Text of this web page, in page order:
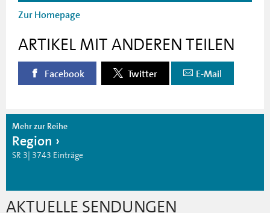
Zur Homepage
ARTIKEL MIT ANDEREN TEILEN
Facebook Twitter E-Mail
Mehr zur Reihe
Region
SR 3| 3743 Einträge
AKTUELLE SENDUNGEN